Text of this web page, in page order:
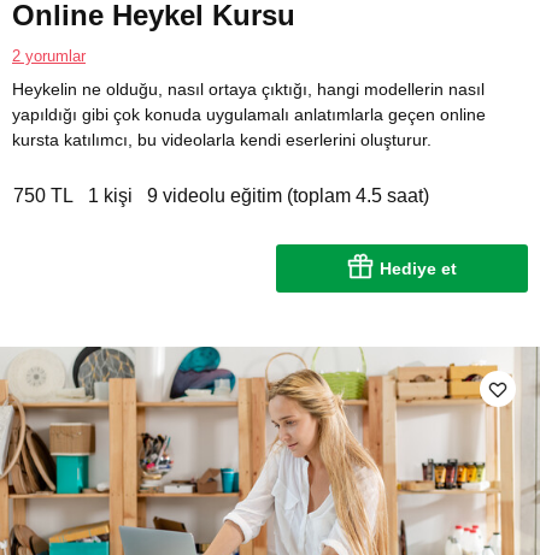
Online Heykel Kursu
2 yorumlar
Heykelin ne olduğu, nasıl ortaya çıktığı, hangi modellerin nasıl
yapıldığı gibi çok konuda uygulamalı anlatımlarla geçen online
kursta katılımcı, bu videolarla kendi eserlerini oluşturur.
750 TL 1 kişi 9 videolu eğitim (toplam 4.5 saat)
Hediye et